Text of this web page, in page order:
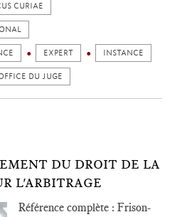
CURIAE
EXPERT INSTANCE
DU JUGE
DU DROIT DE LA
L'ARBITRAGE
Référence complète : Frison-